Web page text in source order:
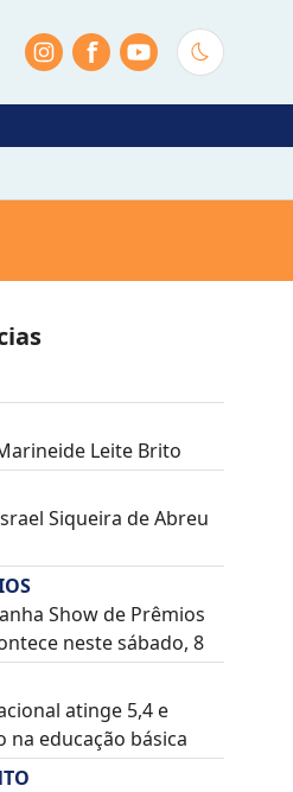
f
Leite Brito
Siqueira de Abreu
Show de Prêmios
neste sábado, 8
atinge 5,4 e
na educação básica